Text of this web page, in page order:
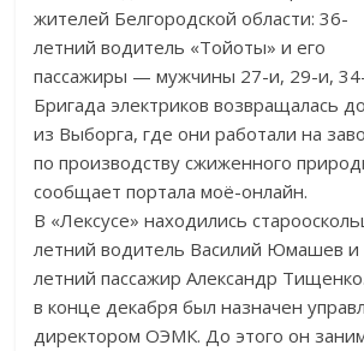
жителей Белгородской области:36-
летний водитель «Тойоты» и его
пассажиры — мужчины 27-и, 29-и,
Бригада электриков возвращалась
из Выборга, где они работали на
по производству сжиженного
сообщает порталамоё-онлайн.
В «Лексусе» находились
летний водитель Василий Юмашев и
летний пассажир Александр
в конце декабря был назначен
директором ОЭМК. До этого он